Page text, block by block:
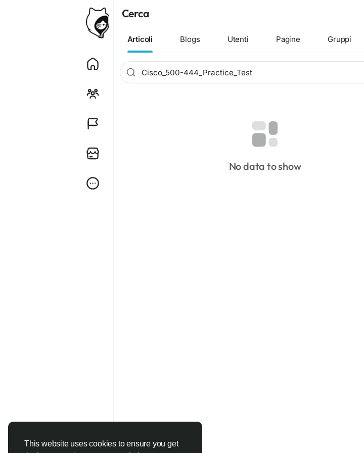
This website uses cookies to ensure you get
Cerca
Articoli Blogs Utenti Pagine Gruppi
No data to show